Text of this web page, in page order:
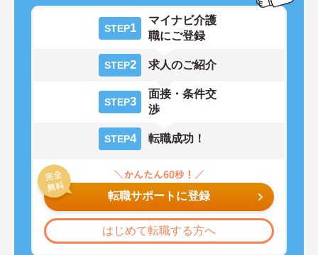
STEP1
マイナビ介護
職にご登録
STEP2 求人のご紹介
STEP3
面接・条件交
渉
STEP4 転職成功！
転職サポートに登録
はじめて転職する方へ